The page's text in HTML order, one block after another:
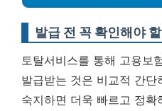
발급 전 꼭 확인해야
토탈서비스를 통해 고용보
발급받는 것은 비교적 간
숙지하면 더욱 빠르고 정